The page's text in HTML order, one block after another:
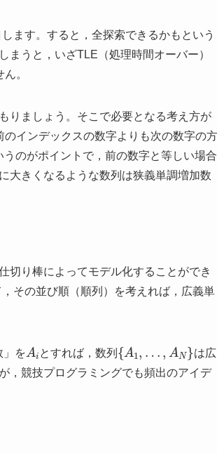
ます。すると，全探索できるかもという
うと，いざTLE（処理時間オーバー）
。
りましょう。そこで必要となる考え方が
のインデックスの数字よりも次の数字の方
のがポイントで，前の数字と等しい場合
大きくなるような数列は狭義単調増加数
切り棒によってモデル化することができ
その並び順（順列）を考えれば，広義単
」を
A
とすれば，数列
{A1 N
は広
，競技プログラミングでも頻出のアイデ